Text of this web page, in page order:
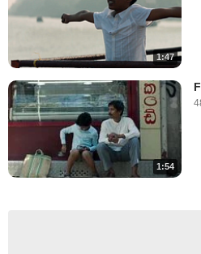
1:47
1:54